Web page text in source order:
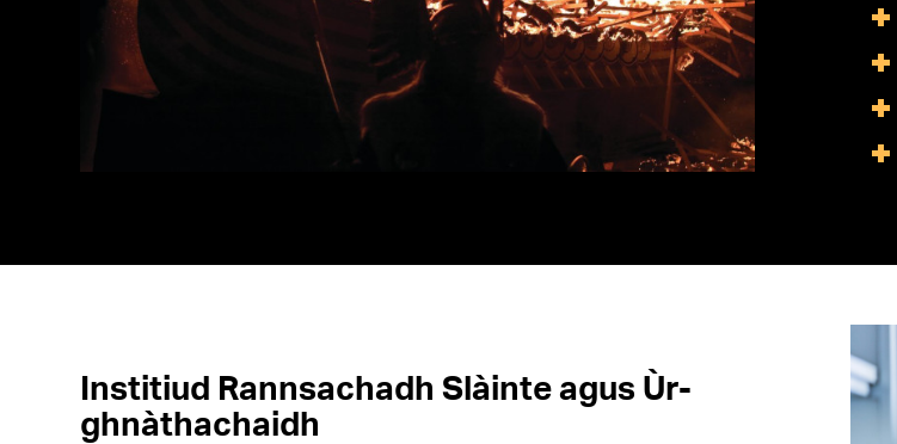
Institiud Rannsachadh Slàinte agus Ùr-
ghnàthachaidh